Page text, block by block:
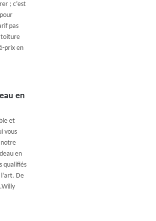
; c’est
pas
toiture
prix en
en
et
vous
notre
en
qualifiés
De